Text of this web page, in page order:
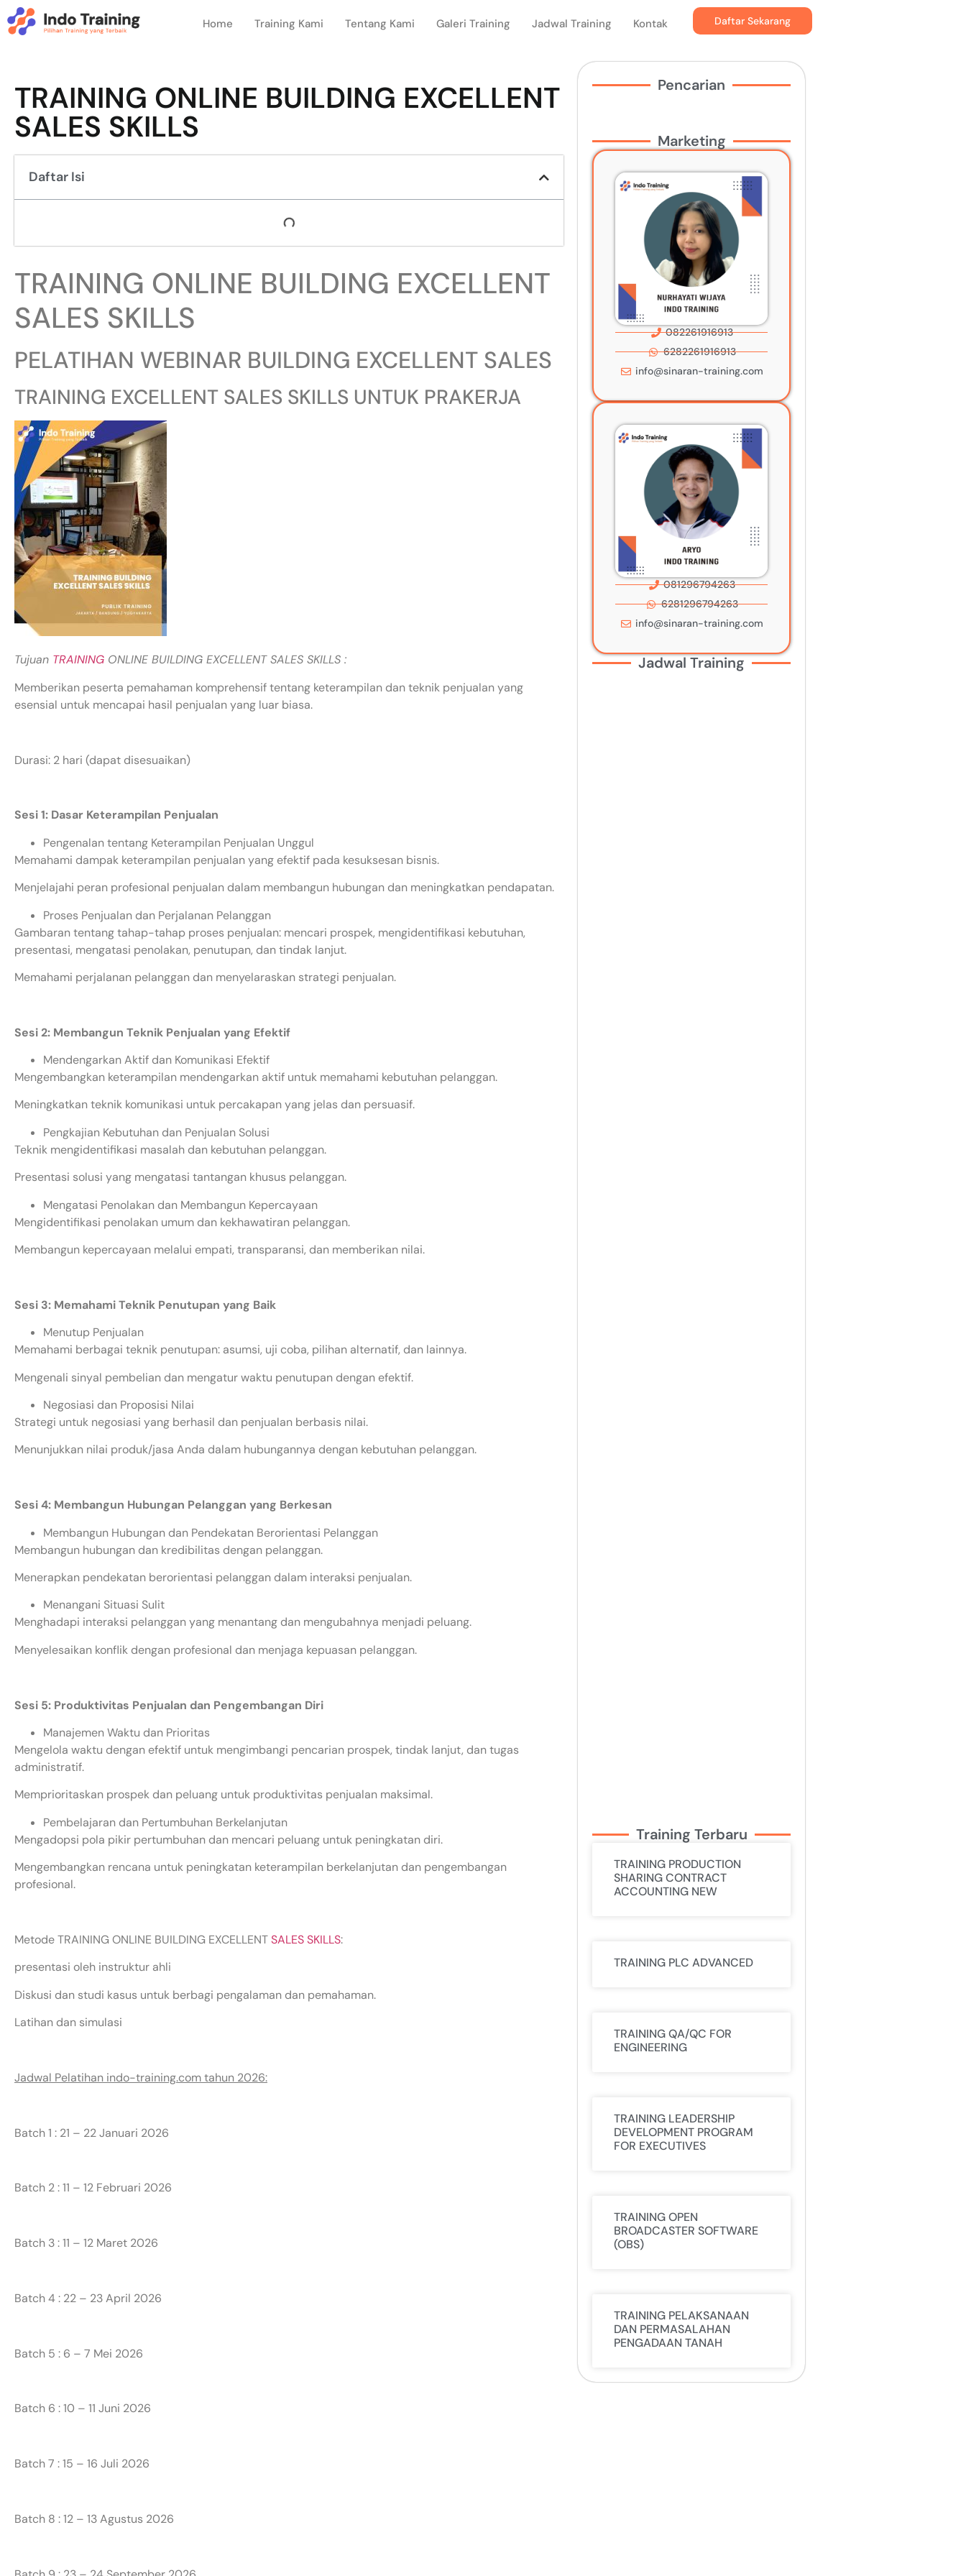
Home Training Kami Tentang Kami Galeri Training Jadwal Training Kontak Daftar Sekarang
TRAINING ONLINE BUILDING EXCELLENT
SALES SKILLS
Daftar Isi
TRAINING ONLINE BUILDING EXCELLENT
SALES SKILLS
PELATIHAN WEBINAR BUILDING EXCELLENT SALES
TRAINING EXCELLENT SALES SKILLS UNTUK PRAKERJA
Tujuan TRAINING ONLINE BUILDING EXCELLENT SALES SKILLS :
Memberikan peserta pemahaman komprehensif tentang keterampilan dan teknik penjualan yang
esensial untuk mencapai hasil penjualan yang luar biasa.
Durasi: 2 hari (dapat disesuaikan)
Sesi 1: Dasar Keterampilan Penjualan
Pengenalan tentang Keterampilan Penjualan Unggul
Memahami dampak keterampilan penjualan yang efektif pada kesuksesan bisnis.
Menjelajahi peran profesional penjualan dalam membangun hubungan dan meningkatkan pendapatan.
Proses Penjualan dan Perjalanan Pelanggan
Gambaran tentang tahap-tahap proses penjualan: mencari prospek, mengidentifikasi kebutuhan,
presentasi, mengatasi penolakan, penutupan, dan tindak lanjut.
Memahami perjalanan pelanggan dan menyelaraskan strategi penjualan.
Sesi 2: Membangun Teknik Penjualan yang Efektif
Mendengarkan Aktif dan Komunikasi Efektif
Mengembangkan keterampilan mendengarkan aktif untuk memahami kebutuhan pelanggan.
Meningkatkan teknik komunikasi untuk percakapan yang jelas dan persuasif.
Pengkajian Kebutuhan dan Penjualan Solusi
Teknik mengidentifikasi masalah dan kebutuhan pelanggan.
Presentasi solusi yang mengatasi tantangan khusus pelanggan.
Mengatasi Penolakan dan Membangun Kepercayaan
Mengidentifikasi penolakan umum dan kekhawatiran pelanggan.
Membangun kepercayaan melalui empati, transparansi, dan memberikan nilai.
Sesi 3: Memahami Teknik Penutupan yang Baik
Menutup Penjualan
Memahami berbagai teknik penutupan: asumsi, uji coba, pilihan alternatif, dan lainnya.
Mengenali sinyal pembelian dan mengatur waktu penutupan dengan efektif.
Negosiasi dan Proposisi Nilai
Strategi untuk negosiasi yang berhasil dan penjualan berbasis nilai.
Menunjukkan nilai produk/jasa Anda dalam hubungannya dengan kebutuhan pelanggan.
Sesi 4: Membangun Hubungan Pelanggan yang Berkesan
Membangun Hubungan dan Pendekatan Berorientasi Pelanggan
Membangun hubungan dan kredibilitas dengan pelanggan.
Menerapkan pendekatan berorientasi pelanggan dalam interaksi penjualan.
Menangani Situasi Sulit
Menghadapi interaksi pelanggan yang menantang dan mengubahnya menjadi peluang.
Menyelesaikan konflik dengan profesional dan menjaga kepuasan pelanggan.
Sesi 5: Produktivitas Penjualan dan Pengembangan Diri
Manajemen Waktu dan Prioritas
Mengelola waktu dengan efektif untuk mengimbangi pencarian prospek, tindak lanjut, dan tugas
administratif.
Memprioritaskan prospek dan peluang untuk produktivitas penjualan maksimal.
Pembelajaran dan Pertumbuhan Berkelanjutan
Mengadopsi pola pikir pertumbuhan dan mencari peluang untuk peningkatan diri.
Mengembangkan rencana untuk peningkatan keterampilan berkelanjutan dan pengembangan
profesional.
Metode TRAINING ONLINE BUILDING EXCELLENTSALES SKILLS:
presentasi oleh instruktur ahli
Diskusi dan studi kasus untuk berbagi pengalaman dan pemahaman.
Latihan dan simulasi
Jadwal Pelatihan indo-training.com tahun 2026:
Batch 1 : 21 – 22 Januari 2026
Batch 2 : 11 – 12 Februari 2026
Batch 3 : 11 – 12 Maret 2026
Batch 4 : 22 – 23 April 2026
Batch 5 : 6 – 7 Mei 2026
Batch 6 : 10 – 11 Juni 2026
Batch 7 : 15 – 16 Juli 2026
Batch 8 : 12 – 13 Agustus 2026
Pencarian
Marketing
082261916913
6282261916913
info@sinaran-training.com
081296794263
6281296794263
info@sinaran-training.com
Jadwal Training
Training Terbaru
TRAINING PRODUCTION
SHARING CONTRACT
ACCOUNTING NEW
TRAINING PLC ADVANCED
TRAINING QA/QC FOR
ENGINEERING
TRAINING LEADERSHIP
DEVELOPMENT PROGRAM
FOR EXECUTIVES
TRAINING OPEN
BROADCASTER SOFTWARE
(OBS)
TRAINING PELAKSANAAN
DAN PERMASALAHAN
PENGADAAN TANAH